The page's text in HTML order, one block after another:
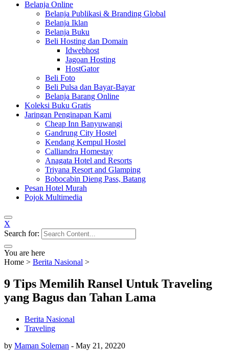
Belanja Online
Belanja Publikasi & Branding Global
Belanja Iklan
Belanja Buku
Beli Hosting dan Domain
Idwebhost
Jagoan Hosting
HostGator
Beli Foto
Beli Pulsa dan Bayar-Bayar
Belanja Barang Online
Koleksi Buku Gratis
Jaringan Penginapan Kami
Cheap Inn Banyuwangi
Gandrung City Hostel
Kendang Kempul Hostel
Calliandra Homestay
Anagata Hotel and Resorts
Triyana Resort and Glamping
Bobocabin Dieng Pass, Batang
Pesan Hotel Murah
Pojok Multimedia
X
Search for:
You are here
Home > Berita Nasional >
9 Tips Memilih Ransel Untuk Traveling
yang Bagus dan Tahan Lama
Berita Nasional
Traveling
by Maman Soleman - May 21, 20220